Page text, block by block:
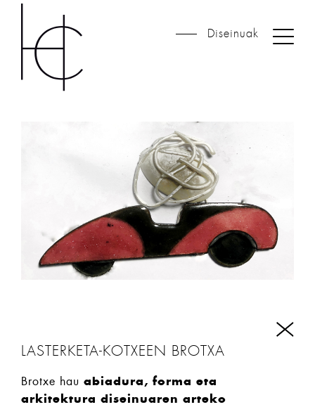
Diseinuak
LASTERKETA-KOTXEEN BROTXA
Brotxe hau abiadura, forma eta
arkitektura diseinuaren arteko